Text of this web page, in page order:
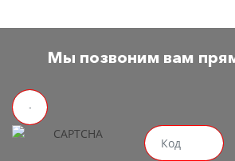
Мы позвоним вам